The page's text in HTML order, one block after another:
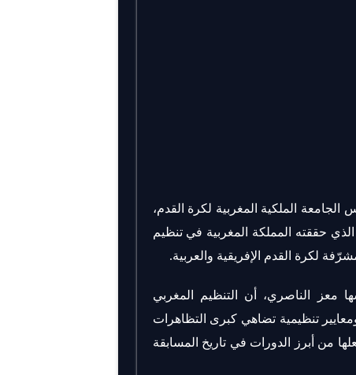
الملكية المغربية لكرة القدم،
حققته المملكة المغربية في تنظيم
معز الناصري، أن التنظيم المغربي
تنظيمية تضاهي كبرى التظاهرات
من أبرز الدورات في تاريخ المسابقة